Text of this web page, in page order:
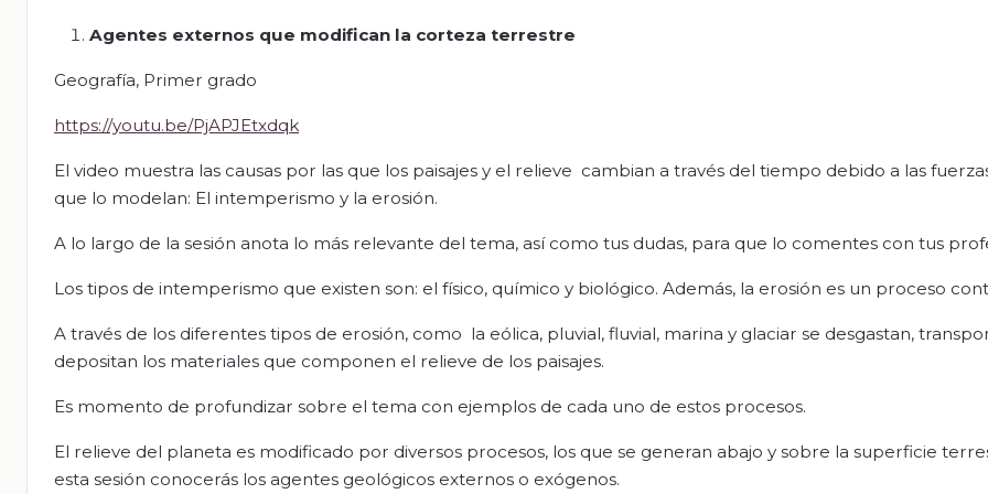
Agentes externos que modifican la corteza terrestre
Geografía, Primer grado
https://youtu.be/PjAPJEtxdqk
El video muestra las causas por las que los paisajes y el relieve cambian a través del tiempo debido a las
que lo modelan: El intemperismo y la erosión.
A lo largo de la sesión anota lo más relevante del tema, así como tus dudas, para que lo comentes con tus
Los tipos de intemperismo que existen son: el físico, químico y biológico. Además, la erosión es un proceso
A través de los diferentes tipos de erosión, como la eólica, pluvial, fluvial, marina y glaciar se desgastan,
depositan los materiales que componen el relieve de los paisajes.
Es momento de profundizar sobre el tema con ejemplos de cada uno de estos procesos.
El relieve del planeta es modificado por diversos procesos, los que se generan abajo y sobre la superficie
esta sesión conocerás los agentes geológicos externos o exógenos.